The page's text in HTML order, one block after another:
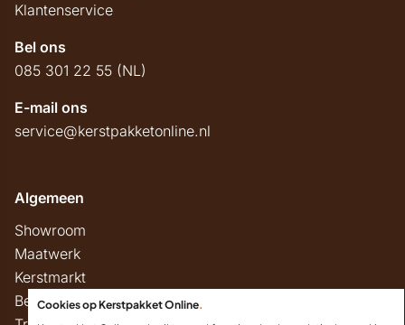
Klantenservice
Bel ons
085 301 22 55 (NL)
E-mail ons
service@kerstpakketonline.nl
Algemeen
Showroom
Maatwerk
Kerstmarkt
Belastingregels
Cookies op Kerstpakket Online.